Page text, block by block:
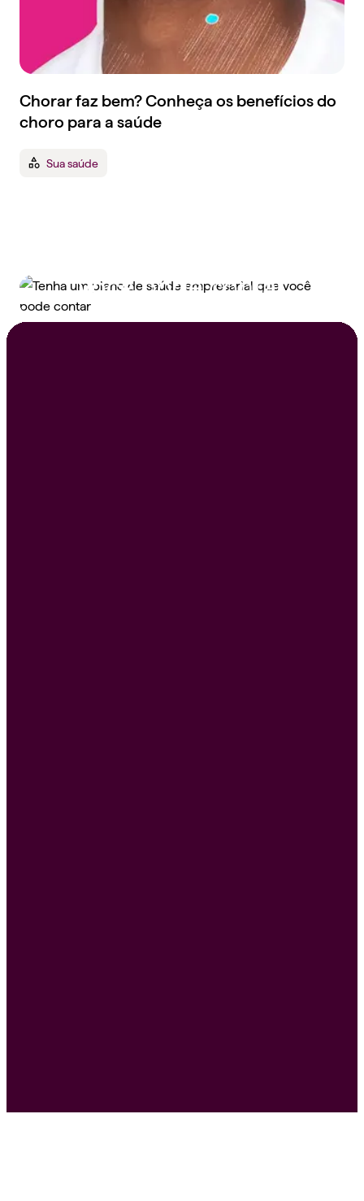
Chorar faz bem? Conheça os benefícios do
choro para a saúde
Sua saúde
você pode contar